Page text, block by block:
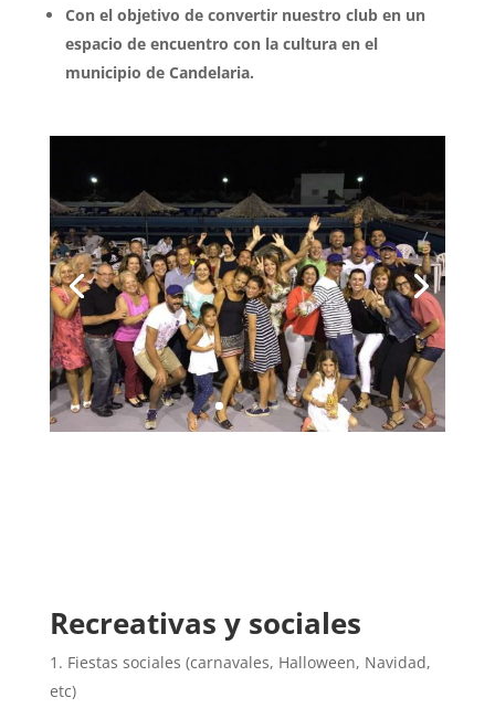
Con el objetivo de convertir nuestro club en un
espacio de encuentro con la cultura en el
municipio de Candelaria.
Recreativas y sociales
Fiestas sociales (carnavales, Halloween, Navidad,
etc)